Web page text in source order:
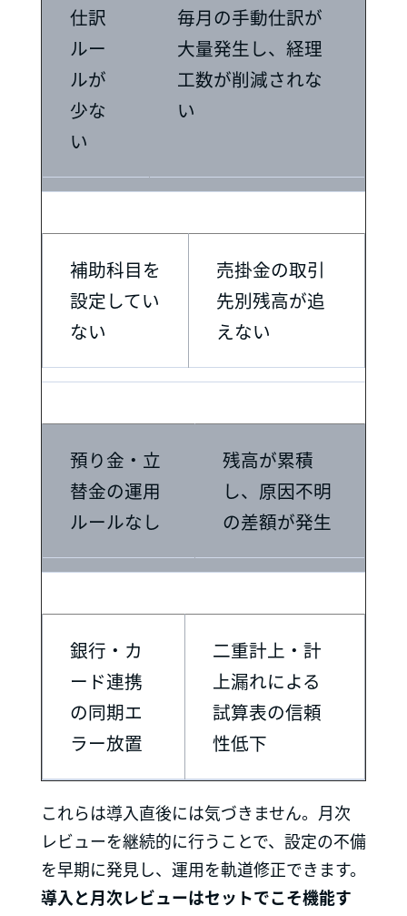
仕訳
ルー
ルが
少な
い
毎月の手動仕訳が
大量発生し、経理
工数が削減されな
い
補助科目を
設定してい
ない
売掛金の取引
先別残高が追
えない
預り金・立
替金の運用
ルールなし
残高が累積
し、原因不明
の差額が発生
銀行・カ
ード連携
の同期エ
ラー放置
二重計上・計
上漏れによる
試算表の信頼
性低下
これらは導入直後には気づきません。月次
レビューを継続的に行うことで、設定の不備
を早期に発見し、運用を軌道修正できます。
導入と月次レビューはセットでこそ機能す